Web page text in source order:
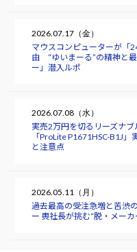
2026.07.17（金）
マウスコンピューターが「
由 “ゆいまーる”の精神と
ー」潜入ルポ
2026.07.08（水）
実売2万円を切るリーズナ
「ProLite P1671HSC-B1J
と注意点
2026.05.11（月）
過去最高の受注急増と苦渋
ー 軣社長が挑む“脱・メー